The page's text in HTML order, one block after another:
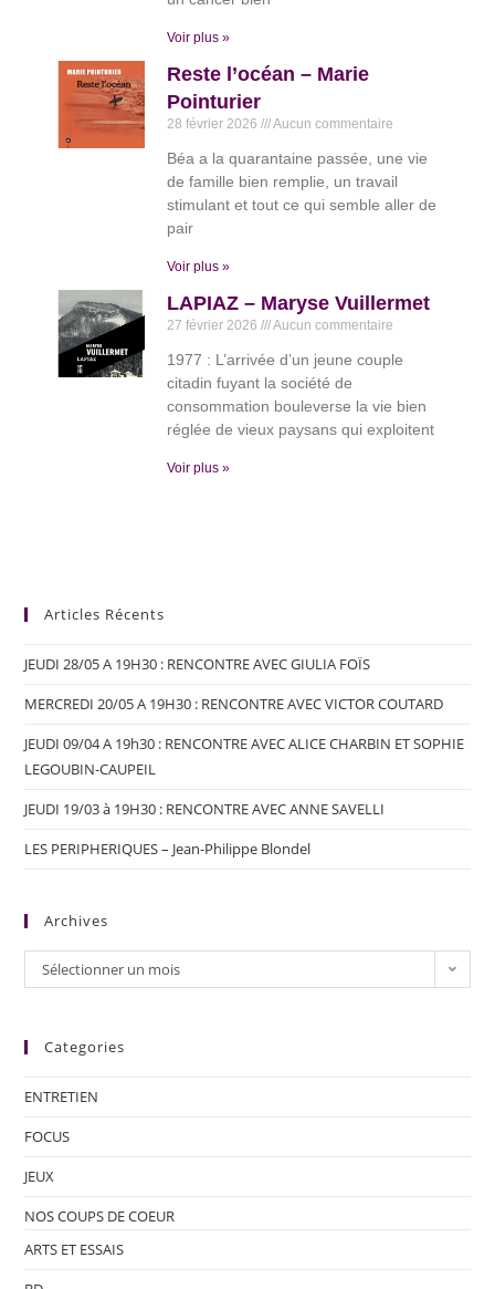
Voir plus »
Reste l’océan – Marie
Pointurier
28 février 2026 Aucun commentaire
Béa a la quarantaine passée, une vie
de famille bien remplie, un travail
stimulant et tout ce qui semble aller de
pair
Voir plus »
LAPIAZ – Maryse Vuillermet
27 février 2026 Aucun commentaire
1977 : L’arrivée d’un jeune couple
citadin fuyant la société de
consommation bouleverse la vie bien
réglée de vieux paysans qui exploitent
Voir plus »
Articles Récents
JEUDI 28/05 A 19H30 : RENCONTRE AVEC GIULIA FOÏS
MERCREDI 20/05 A 19H30 : RENCONTRE AVEC VICTOR COUTARD
JEUDI 09/04 A 19h30 : RENCONTRE AVEC ALICE CHARBIN ET SOPHIE
LEGOUBIN-CAUPEIL
JEUDI 19/03 à 19H30 : RENCONTRE AVEC ANNE SAVELLI
LES PERIPHERIQUES – Jean-Philippe Blondel
Archives
Sélectionner un mois
Categories
ENTRETIEN
FOCUS
JEUX
NOS COUPS DE COEUR
ARTS ET ESSAIS